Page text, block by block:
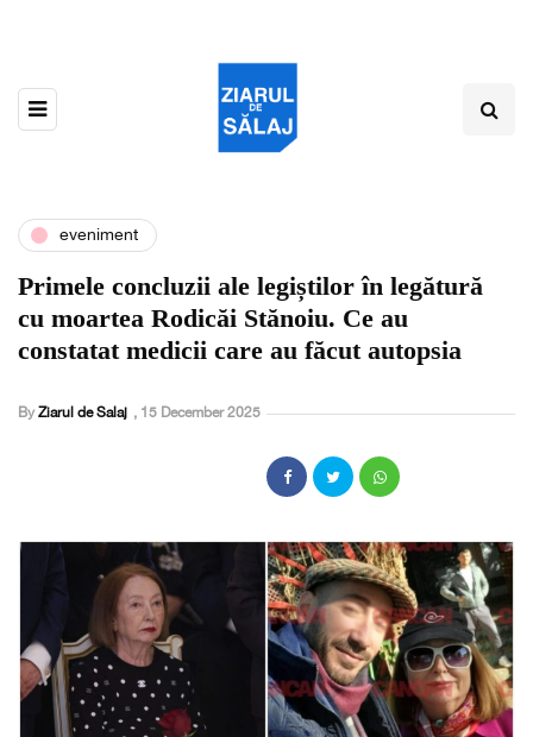
eveniment
Primele concluzii ale legiștilor în legătură
cu moartea Rodicăi Stănoiu. Ce au
constatat medicii care au făcut autopsia
By Ziarul de Salaj , 15 December 2025